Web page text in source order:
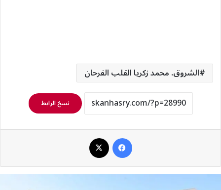
الشروق. محمد زكريا القلب الفرحان
نسخ الرابط